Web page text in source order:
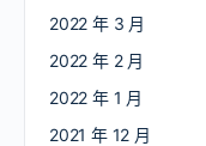
2022 年 3 月
2022 年 2 月
2022 年 1 月
2021 年 12 月